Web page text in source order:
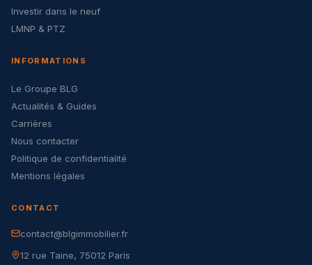
Investir dans le neuf
LMNP & PTZ
INFORMATIONS
Le Groupe BLG
Actualités & Guides
Carrières
Nous contacter
Politique de confidentialité
Mentions légales
CONTACT
contact@blgimmobilier.fr
12 rue Taine, 75012 Paris